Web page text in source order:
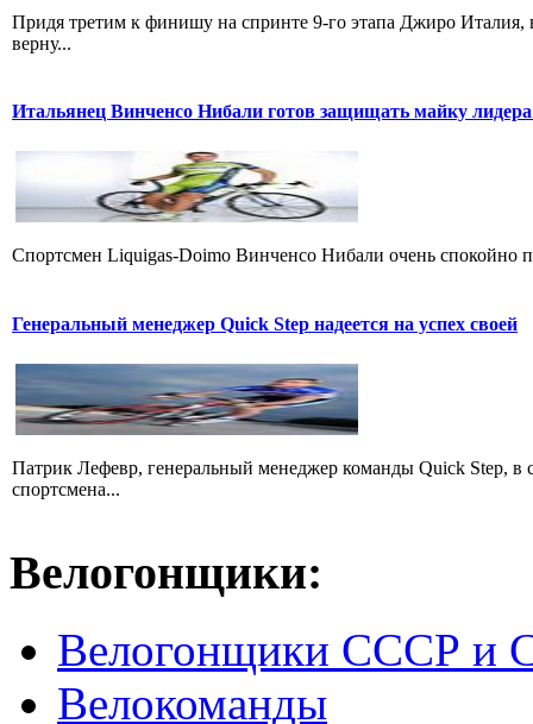
Придя третим к финишу на спринте 9-го этапа Джиро
верну...
Итальянец Винченсо Нибали готов защищать майку
Cпортсмен Liquigas-Doimo Винченсо Нибали очень спокойно
Генеральный менеджер Quick Step надеется на успех своей
Патрик Лефевр, генеральный менеджер команды Quick Step, в
спортсмена...
Велогонщики:
Велогонщики СССР и
Велокоманды